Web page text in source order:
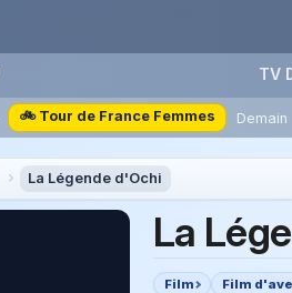
TV
🚲 Tour de France Femmes Demain
La Légende d'Ochi
La
Film Film